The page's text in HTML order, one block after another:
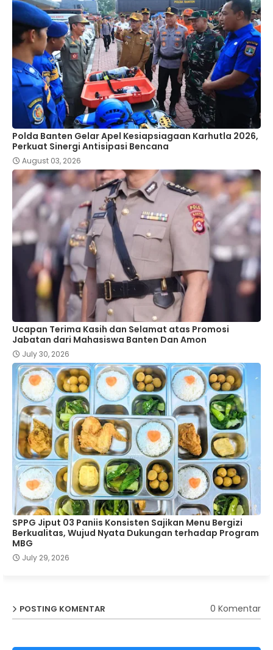
Polda Banten Gelar Apel Kesiapsiagaan Karhutla 2026,
Perkuat Sinergi Antisipasi Bencana
August 03, 2026
Ucapan Terima Kasih dan Selamat atas Promosi
Jabatan dari Mahasiswa Banten Dan Amon
July 30, 2026
SPPG Jiput 03 Paniis Konsisten Sajikan Menu Bergizi
Berkualitas, Wujud Nyata Dukungan terhadap Program
MBG
July 29, 2026
POSTING KOMENTAR 0 Komentar